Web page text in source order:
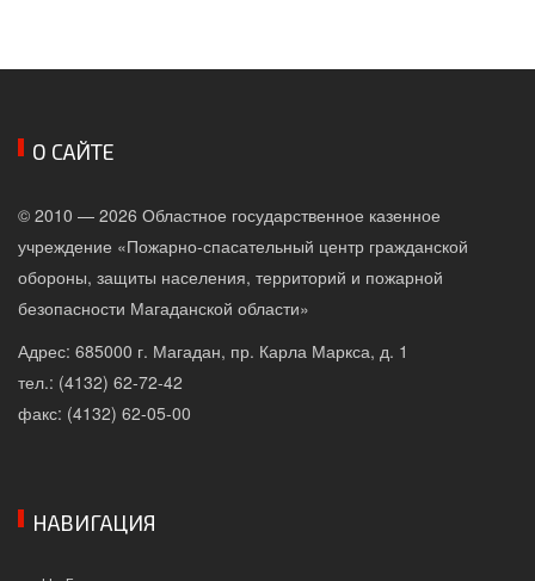
О САЙТЕ
© 2010 — 2026 Областное государственное казенное
учреждение «Пожарно-спасательный центр гражданской
обороны, защиты населения, территорий и пожарной
безопасности Магаданской области»
Адрес: 685000 г. Магадан, пр. Карла Маркса, д. 1
тел.: (4132) 62-72-42
факс: (4132) 62-05-00
НАВИГАЦИЯ